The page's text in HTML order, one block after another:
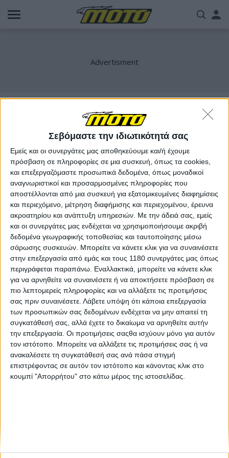
Σεβόμαστε την ιδιωτικότητά σας
Εμείς και οι συνεργάτες μας αποθηκεύουμε και/ή έχουμε
πρόσβαση σε πληροφορίες σε μια συσκευή, όπως τα cookies,
και επεξεργαζόμαστε προσωπικά δεδομένα, όπως μοναδικοί
αναγνωριστικοί και προσαρμοσμένες πληροφορίες που
αποστέλλονται από μια συσκευή για εξατομικευμένες διαφημίσεις
και περιεχόμενο, μέτρηση διαφήμισης και περιεχομένου, έρευνα
ακροατηρίου και ανάπτυξη υπηρεσιών. Με την άδειά σας, εμείς
και οι συνεργάτες μας ενδέχεται να χρησιμοποιήσουμε ακριβή
δεδομένα γεωγραφικής τοποθεσίας και ταυτοποίησης μέσω
σάρωσης συσκευών. Μπορείτε να κάνετε κλικ για να συναινέσετε
στην επεξεργασία από εμάς και τους 1180 συνεργάτες μας όπως
περιγράφεται παραπάνω. Εναλλακτικά, μπορείτε να κάνετε κλικ
για να αρνηθείτε να συναινέσετε ή να αποκτήσετε πρόσβαση σε
πιο λεπτομερείς πληροφορίες και να αλλάξετε τις προτιμήσεις
σας πριν συναινέσετε. Λάβετε υπόψη ότι κάποια επεξεργασία
των προσωπικών σας δεδομένων ενδέχεται να μην απαιτεί τη
συγκατάθεσή σας, αλλά έχετε το δικαίωμα να αρνηθείτε αυτήν
την επεξεργασία. Οι προτιμήσεις σαςθα ισχύουν μόνο για αυτόν
τον ιστότοπο. Μπορείτε να αλλάξετε τις προτιμήσεις σας ή να
ανακαλέσετε τη συγκατάθεσή σας ανά πάσα στιγμή
επιστρέφοντας σε αυτόν τον ιστότοπο και κάνοντας κλικ στο
κουμπί "Απορρήτου" στο κάτω μέρος της ιστοσελίδας.
Παράκαμψη
προς
Νέα Μοντέλα 16/7/2025
Triumph TF 250-X 2026: Φρεσκάρισμα για τη
motocross των Βρετανών
Η Triumph ανακοίνωσε αλλαγές για την TF 250-X του 2026,
ενισχύοντας τη θέση της motocross μοτοσυκλέτας της στην
κατηγορία των 250 κυβικών. Με στόχο την βελτιωμένη
απόδοση και την αυξημένη αντοχή, η αν...